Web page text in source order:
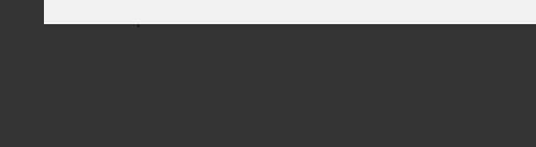
Home>Spielwaren>Konstruktion>Metal Earth>Lizenzen>